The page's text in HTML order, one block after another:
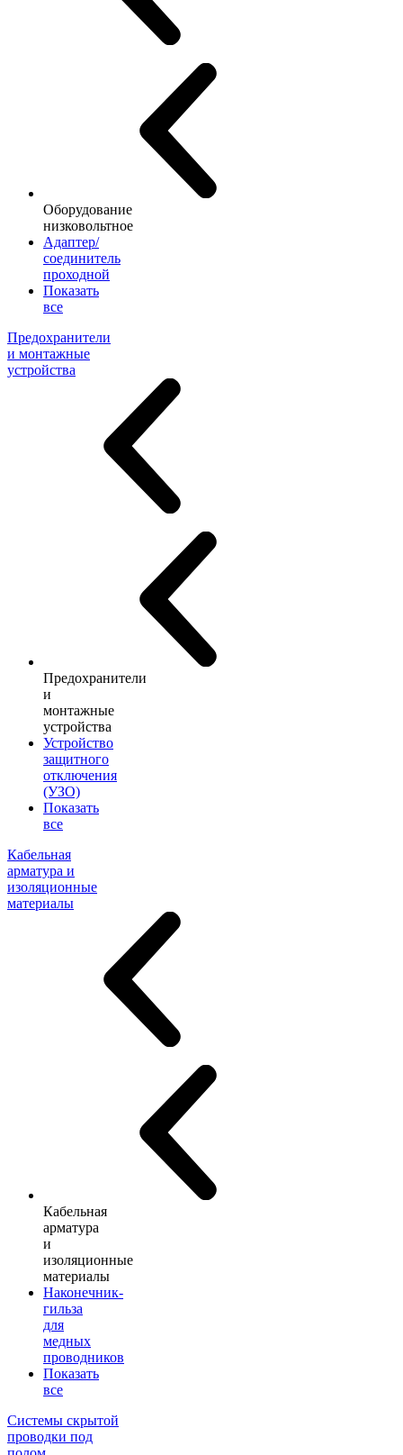
Оборудование
низковольтное
Адаптер/
соединитель
проходной
Показать
все
Предохранители
и монтажные
устройства
Предохранители
и
монтажные
устройства
Устройство
защитного
отключения
(УЗО)
Показать
все
Кабельная
арматура и
изоляционные
материалы
Кабельная
арматура
и
изоляционные
материалы
Наконечник-
гильза
для
медных
проводников
Показать
все
Системы скрытой
проводки под